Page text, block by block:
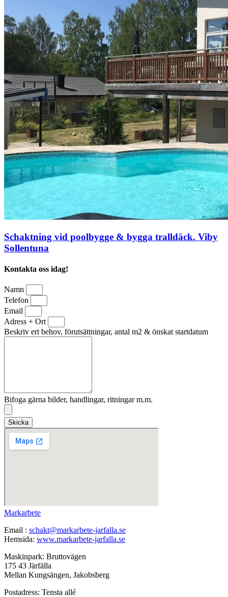
Schaktning vid poolbygge & bygga tralldäck. Viby
Sollentuna
Kontakta oss idag!
Namn
Telefon
Email
Adress + Ort
Beskriv ert behov, förutsättningar, antal m2 & önskat startdatum
Bifoga gärna bilder, handlingar, ritningar m.m.
Skicka
Markarbete
Email : schakt@markarbete-jarfalla.se
Hemsida: www.markarbete-jarfalla.se
Maskinpark: Bruttovägen
175 43 Järfälla
Mellan Kungsängen, Jakobsberg
Postadress: Tensta allé